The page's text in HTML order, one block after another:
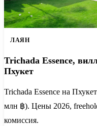
ЛАЯН
Trichada Essence,
Пхукет
Trichada Essence на
млн ฿). Цены 2026,
комиссия.